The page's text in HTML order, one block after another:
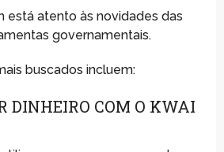
está atento às novidades das
governamentais.
buscados incluem:
DINHEIRO COM O KWAI